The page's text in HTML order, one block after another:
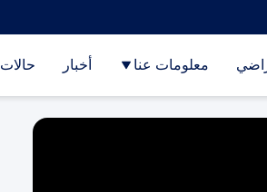
معلومات عنا أخبار حالات